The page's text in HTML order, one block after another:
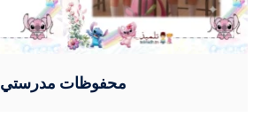
محفوظات مدرستي